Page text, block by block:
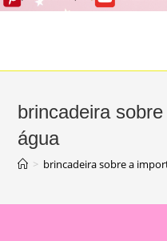
brincadeira
água
> brincadeira sobre a